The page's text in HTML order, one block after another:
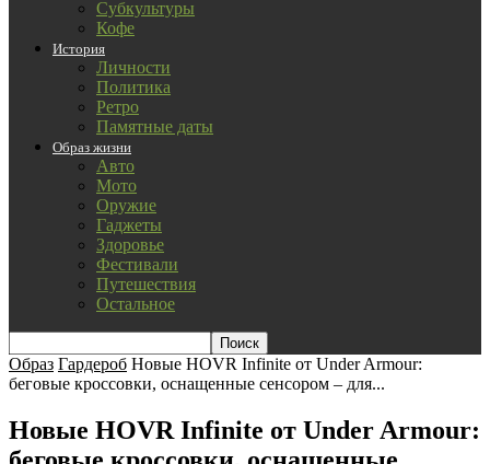
Субкультуры
Кофе
История
Личности
Политика
Ретро
Памятные даты
Образ жизни
Авто
Мото
Оружие
Гаджеты
Здоровье
Фестивали
Путешествия
Остальное
Образ Гардероб Новые HOVR Infinite от Under Armour:
беговые кроссовки, оснащенные сенсором – для...
Новые HOVR Infinite от Under Armour: